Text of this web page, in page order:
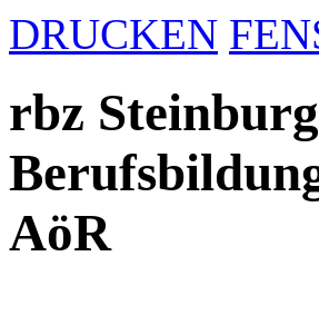
DRUCKEN
rbz
AöR